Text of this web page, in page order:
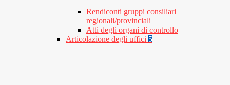
Rendiconti gruppi consiliari
regionali/provinciali
Atti degli organi di controllo
Articolazione degli uffici 5